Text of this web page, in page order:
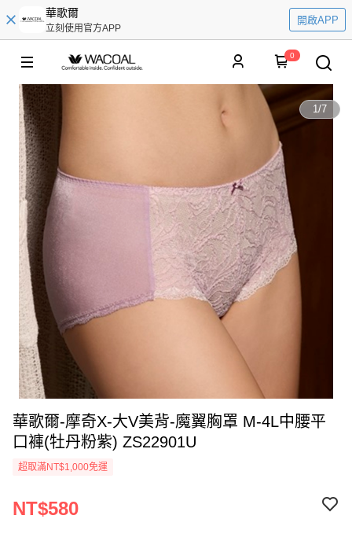
華歌爾
立刻使用官方APP
開啟APP
0
1/7
華歌爾-摩奇X-大V美背-魔翼胸罩 M-4L中腰平
口褲(牡丹粉紫) ZS22901U
超取滿NT$1,000免運
NT$580